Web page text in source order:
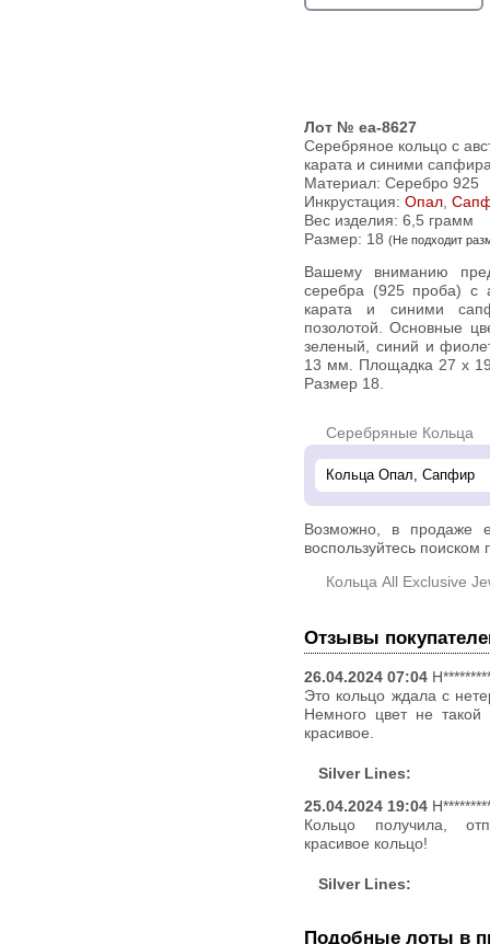
Лот № ea-8627
Серебряное кольцо с
карата и синими
Материал: Серебро 925
Инкрустация: Опал,
Вес изделия: 6,5 грамм
Размер: 18 (Не подходит
Вашему вниманию предлагается кольцо из стерлингового
серебра (925 проба) c
карата и синими
позолотой. Основные
зеленый, синий и
13 мм. Площадка 27 х
Размер 18.
Серебряные Кольца
Возможно, в продаже
воспользуйтесь поиском
Кольца All Exclusive
Отзывы
26.04.2024 07:04
Это кольцо ждала с
Немного цвет не
красивое.
Silver Lines:
25.04.2024 19:04
Кольцо получила,
красивое кольцо!
Silver Lines:
Подобные лоты в